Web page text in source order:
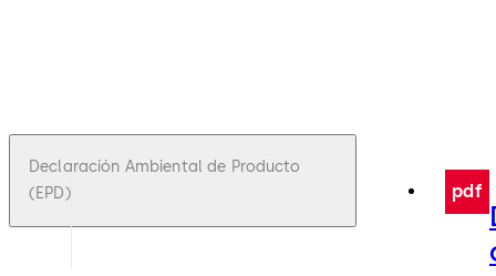
Declaración Ambiental de Producto
(EPD)
pdf